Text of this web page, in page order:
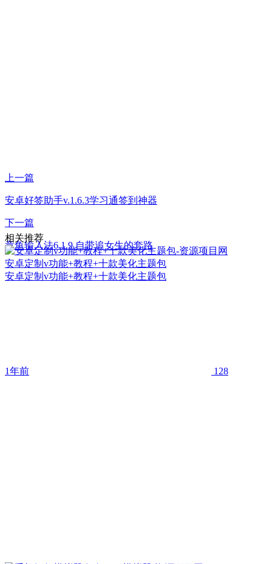
上一篇
安卓好签助手v.1.6.3学习通签到神器
下一篇
章鱼输入法6.1.9 自带追女生的套路
相关推荐
安卓定制v功能+教程+十款美化主题包
安卓定制v功能+教程+十款美化主题包
1年前 128